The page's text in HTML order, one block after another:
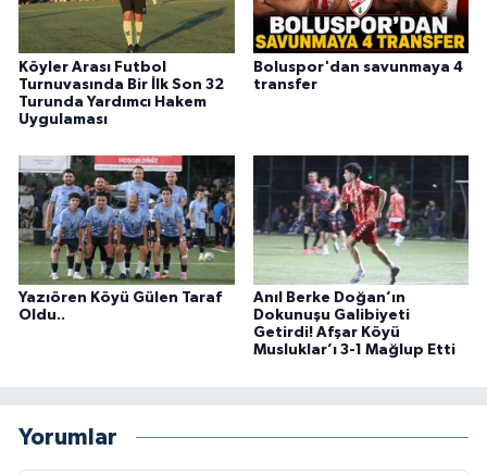
Köyler Arası Futbol
Turnuvasında Bir İlk Son 32
Turunda Yardımcı Hakem
Uygulaması
Boluspor'dan savunmaya 4
transfer
Yazıören Köyü Gülen Taraf
Oldu..
Anıl Berke Doğan’ın
Dokunuşu Galibiyeti
Getirdi! Afşar Köyü
Musluklar’ı 3-1 Mağlup Etti
Yorumlar